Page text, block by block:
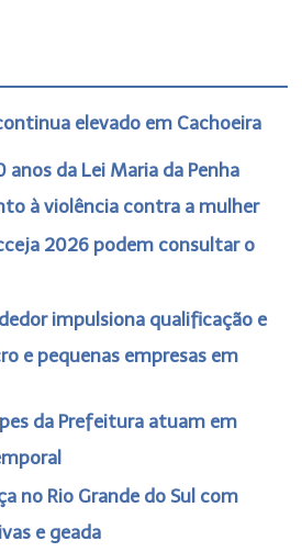
elevado em Cachoeira
anos da Lei Maria da Penha
à violência contra a mulher
2026 podem consultar o
impulsiona qualificação e
e pequenas empresas em
da Prefeitura atuam em
no Rio Grande do Sul com
e geada